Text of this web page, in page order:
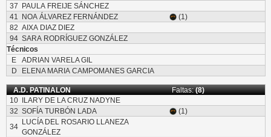
37
PAULA FREIJE SÁNCHEZ
41
NOA ÁLVAREZ FERNÁNDEZ
(1)
82 AIXA DIAZ DIEZ
94 SARA RODRÍGUEZ GONZÁLEZ
Técnicos
E
ADRIAN VARELA GIL
D
ELENA MARIA CAMPOMANES GARCIA
A.D. PATINALON Faltas:(8)
10
ILARY DE LA CRUZ NADYNE
32 SOFÍA TURBÓN LADA
(1)
34
LUCÍA DEL ROSARIO LLANEZA
GONZÁLEZ